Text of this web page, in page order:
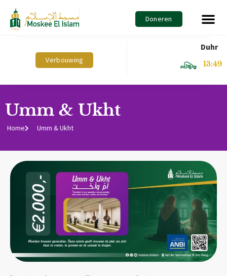
Doneren
Verbouwing
Duhr
13:49
Umm & Ukht
Home Umm & Ukht